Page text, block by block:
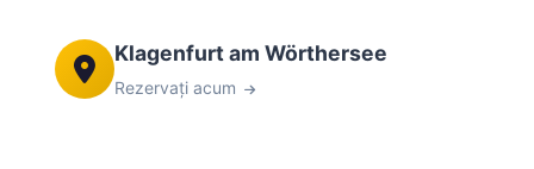
Klagenfurt am Wörthersee
Rezervați acum